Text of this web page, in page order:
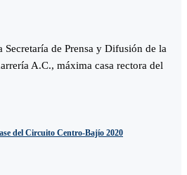
de Prensa y Difusión de la
A.C., máxima casa rectora del
del Circuito Centro-Bajío 2020